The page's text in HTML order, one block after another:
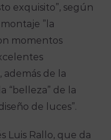
exquisito”, según
”la
momentos
de la
“belleza” de la
de luces”.
Luis Rallo, que da